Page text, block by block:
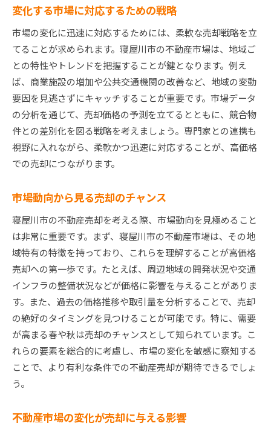
変化する市場に対応するための戦略
市場の変化に迅速に対応するためには、柔軟な売却戦略を立
てることが求められます。寝屋川市の不動産市場は、地域ご
との特性やトレンドを把握することが鍵となります。例え
ば、商業施設の増加や公共交通機関の改善など、地域の変動
要因を見逃さずにキャッチすることが重要です。市場データ
の分析を通じて、売却価格の予測を立てるとともに、競合物
件との差別化を図る戦略を考えましょう。専門家との連携も
視野に入れながら、柔軟かつ迅速に対応することが、高価格
での売却につながります。
市場動向から見る売却のチャンス
寝屋川市の不動産売却を考える際、市場動向を見極めること
は非常に重要です。まず、寝屋川市の不動産市場は、その地
域特有の特徴を持っており、これらを理解することが高価格
売却への第一歩です。たとえば、周辺地域の開発状況や交通
インフラの整備状況などが価格に影響を与えることがありま
す。また、過去の価格推移や取引量を分析することで、売却
の絶好のタイミングを見つけることが可能です。特に、需要
が高まる春や秋は売却のチャンスとして知られています。こ
れらの要素を総合的に考慮し、市場の変化を敏感に察知する
ことで、より有利な条件での不動産売却が期待できるでしょ
う。
不動産市場の変化が売却に与える影響